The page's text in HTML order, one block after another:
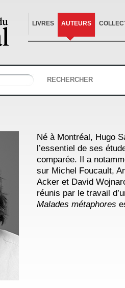
LIVRES AUTEURS
RECHERCHER
Né à Montréal, Hugo
l’essentiel de ses
comparée. Il a
sur Michel Foucault,
Acker et David
réunis par le travail
Malades métaphores